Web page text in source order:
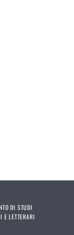
DI STUDI
E LETTERARI